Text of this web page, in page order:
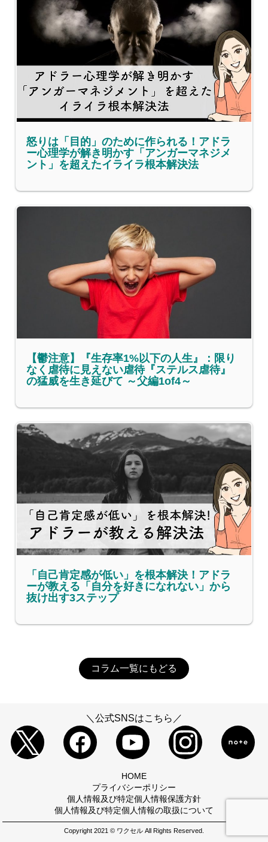
怒りは「目的」のために作られる！アドラ
ー心理学が解き明かす「アンガーマネジメ
ント」を超えたイライラ根本解決法
【鬱注意】『生存率1%以下の人生』：限り
なく虐待に見えない虐待『ステルス虐待』
の猛威を生き延びて ～父編1of4～
「自己肯定感が低い」を根本解決！アドラ
ーが教える「自分を好きになれない」から
抜け出す3ステップ
コラム一覧にもどる
＼公式SNSはこちら／
HOME
プライバシーポリシー
個人情報及び特定個人情報保護方針
個人情報及び特定個人情報の取扱について
Copyright 2021 © ワクセル All Rights Reserved.